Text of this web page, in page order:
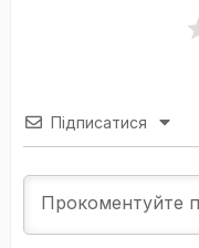
Підписатися